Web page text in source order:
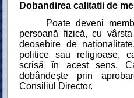
Dobandirea calitatii de
Poate deveni
persoană fizică, cu
deosebire de
politice sau religioase,
scrisă în acest sens.
dobândește prin
Consiliul Director.